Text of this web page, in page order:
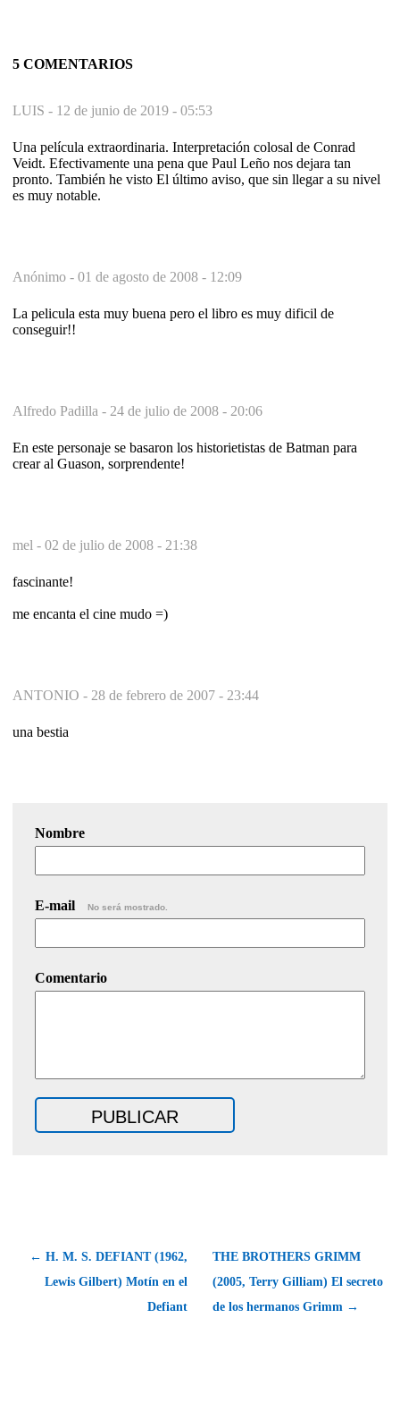
5 COMENTARIOS
LUIS - 12 de junio de 2019 - 05:53
Una película extraordinaria. Interpretación colosal de Conrad
Veidt. Efectivamente una pena que Paul Leño nos dejara tan
pronto. También he visto El último aviso, que sin llegar a su nivel
es muy notable.
Anónimo - 01 de agosto de 2008 - 12:09
La pelicula esta muy buena pero el libro es muy dificil de
conseguir!!
Alfredo Padilla - 24 de julio de 2008 - 20:06
En este personaje se basaron los historietistas de Batman para
crear al Guason, sorprendente!
mel - 02 de julio de 2008 - 21:38
fascinante!
me encanta el cine mudo =)
ANTONIO - 28 de febrero de 2007 - 23:44
una bestia
Nombre
E-mail No será mostrado.
Comentario
← H. M. S. DEFIANT (1962,
Lewis Gilbert) Motín en el
Defiant
THE BROTHERS GRIMM
(2005, Terry Gilliam) El secreto
de los hermanos Grimm →